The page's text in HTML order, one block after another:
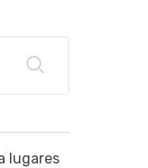
lugares